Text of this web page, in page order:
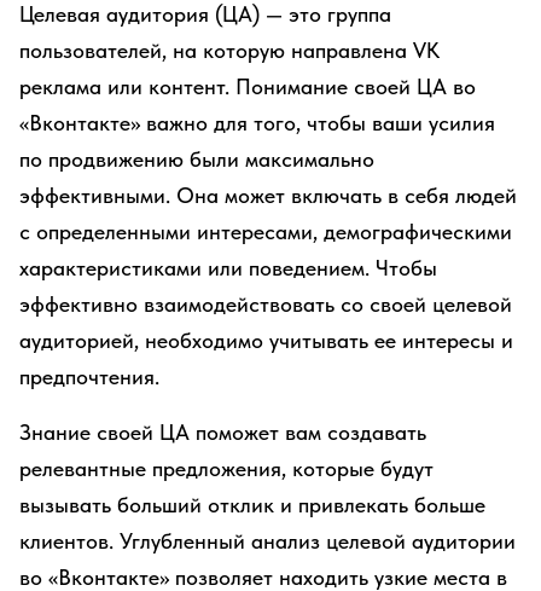
Целевая аудитория (ЦА) — это группа
пользователей, на которую направлена VK
реклама или контент. Понимание своей ЦА во
«Вконтакте» важно для того, чтобы ваши усилия
по продвижению были максимально
эффективными. Она может включать в себя людей
с определенными интересами, демографическими
характеристиками или поведением. Чтобы
эффективно взаимодействовать со своей целевой
аудиторией, необходимо учитывать ее интересы и
предпочтения.
Знание своей ЦА поможет вам создавать
релевантные предложения, которые будут
вызывать больший отклик и привлекать больше
клиентов. Углубленный анализ целевой аудитории
во «Вконтакте» позволяет находить узкие места в